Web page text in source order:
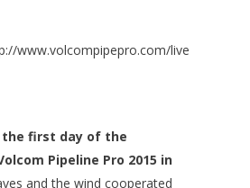
www.volcompipepro.com/live
first day of the
Pipeline Pro 2015 in
and the wind cooperated